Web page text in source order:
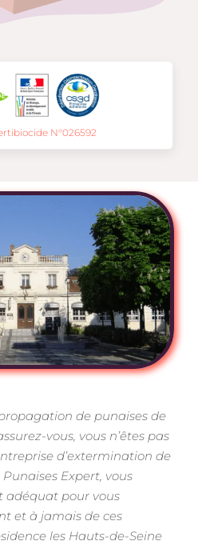
N°026592
de punaises de
vous, vous n’êtes pas
d’extermination de
Expert, vous
adéquat pour vous
et à jamais de ces
les Hauts-de-Seine